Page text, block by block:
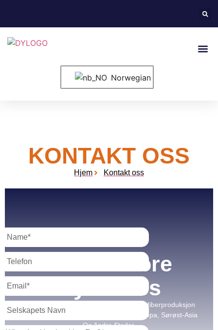
Norwegian
KONTAKT OSS
Hjem Kontakt oss
CarbonCore
Dynamics
Vi Har Over 15 Års Erfaring Med Karbonfiberproduksjon
Og Betjener Kunder I Nord-Amerika, Europa, Sørøst-Asia
Og Andre Steder.